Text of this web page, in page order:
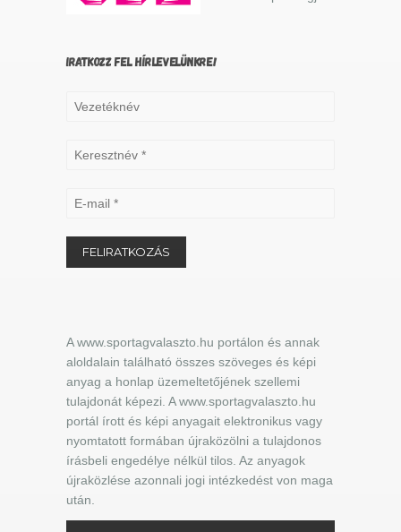
IRATKOZZ FEL HÍRLEVELÜNKRE!
A www.sportagvalaszto.hu portálon és annak
aloldalain található összes szöveges és képi
anyag a honlap üzemeltetőjének szellemi
tulajdonát képezi. A www.sportagvalaszto.hu
portál írott és képi anyagait elektronikus vagy
nyomtatott formában újraközölni a tulajdonos
írásbeli engedélye nélkül tilos. Az anyagok
újraközlése azonnali jogi intézkedést von maga
után.